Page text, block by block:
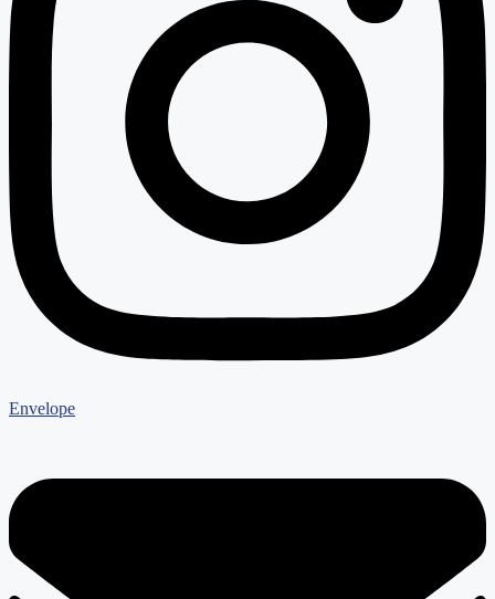
Envelope